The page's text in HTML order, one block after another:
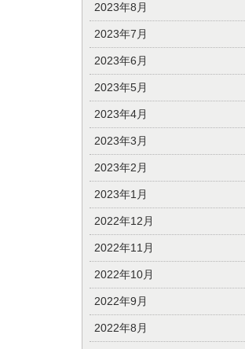
2023年8月
2023年7月
2023年6月
2023年5月
2023年4月
2023年3月
2023年2月
2023年1月
2022年12月
2022年11月
2022年10月
2022年9月
2022年8月